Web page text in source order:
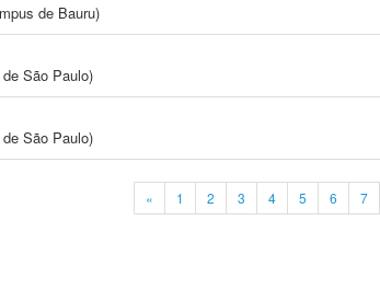
de Bauru)
São Paulo)
São Paulo)
« 1 2 3 4 5 6 7